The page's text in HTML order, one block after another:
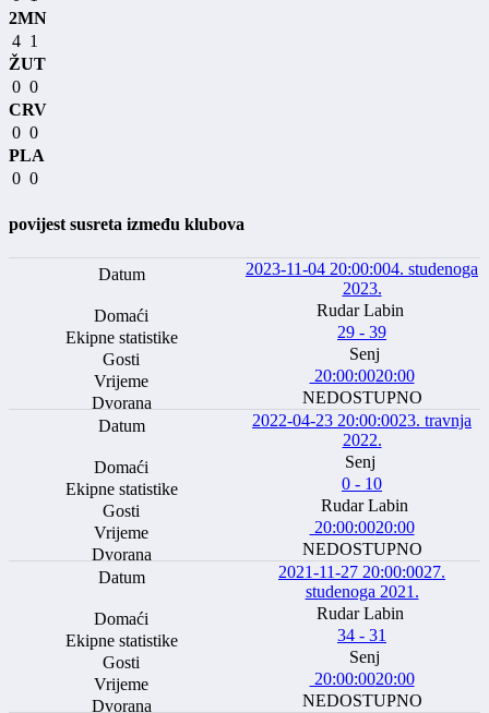
2MN
4 1
ŽUT
0 0
CRV
0 0
PLA
0 0
povijest susreta između klubova
2023-11-04 20:00:004. studenoga
2023.
Rudar Labin
29 - 39
Senj
20:00:0020:00
NEDOSTUPNO
2022-04-23 20:00:0023. travnja
2022.
Senj
0 - 10
Rudar Labin
20:00:0020:00
NEDOSTUPNO
2021-11-27 20:00:0027.
studenoga 2021.
Rudar Labin
34 - 31
Senj
20:00:0020:00
NEDOSTUPNO